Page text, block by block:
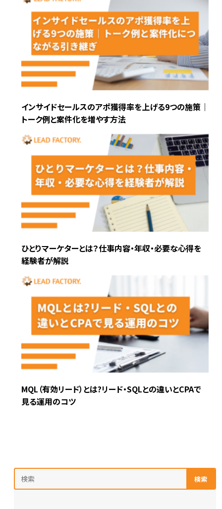
インサイドセールスのアポ獲得率を上げる9つの施策｜
トーク例と案件化を増やす方法
ひとりマーケターとは？仕事内容・年収・必要な心得を
経験者が解説
MQL（有効リード）とは?リード・SQLとの違いとCPAで
見る運用のコツ
検索